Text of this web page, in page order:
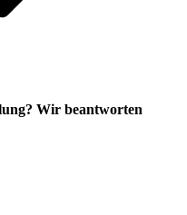
Wir beantworten